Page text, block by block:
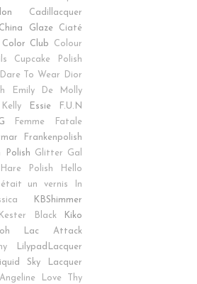
Cadillacquer
China Glaze
Ciaté
Color Club
Colour
Cupcake Polish
Dare To Wear
Dior
Emily De Molly
Essie
F.U.N
Femme Fatale
Frankenpolish
Polish
Glitter Gal
Hare Polish
Hello
était un vernis
In
KBShimmer
Kester Black
Kiko
Lac Attack
LilypadLacquer
Sky Lacquer
Love Thy